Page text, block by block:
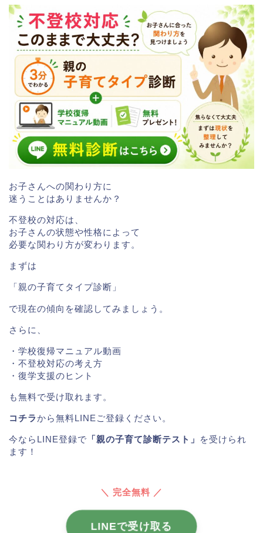
お子さんへの関わり方に
迷うことはありませんか？
不登校の対応は、
お子さんの状態や性格によって
必要な関わり方が変わります。
まずは
「親の子育てタイプ診断」
で現在の傾向を確認してみましょう。
さらに、
・学校復帰マニュアル動画
・不登校対応の考え方
・復学支援のヒント
も無料で受け取れます。
コチラから無料LINEご登録ください。
今ならLINE登録で 「親の子育て診断テスト」
を受けられ
ます！
＼ 完全無料 ／
LINEで受け取る